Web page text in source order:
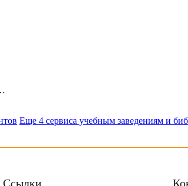
Еще 4 сервиса учебным заведениям и
Ссылки